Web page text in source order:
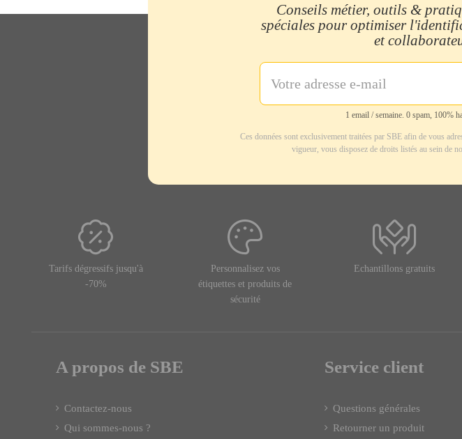
Conseils métier, outils &
spéciales pour optimiser
et
1 email / semaine. 0 spam, 100%
Ces données sont exclusivement traitées par SBE afin de vous
vigueur, vous disposez de droits listés au sein de
Tarifs dégressifs jusqu'à
-70%
Personnalisez vos
étiquettes et produits de
sécurité
Echantillons gratuits
A propos de SBE
Contactez-nous
Qui sommes-nous ?
Service client
Questions générales
Retourner un produit